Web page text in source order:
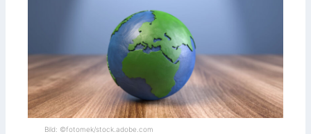
Bild: ©fotomek/stock.adobe.com